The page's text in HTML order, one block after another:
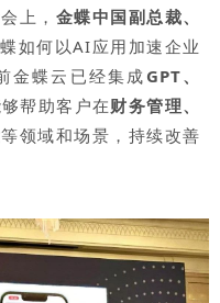
上， 金蝶中国副总裁、
如何以AI应用加速企业
金蝶云已经集成 GPT、
够帮助客户在财务管理、
等领域和场景，持续改善